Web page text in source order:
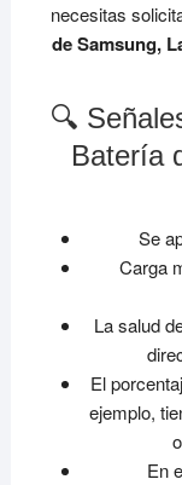
necesitas
de Samsung,
🔍
Batería
Se
Carga
La salud
El
ejemplo,
En